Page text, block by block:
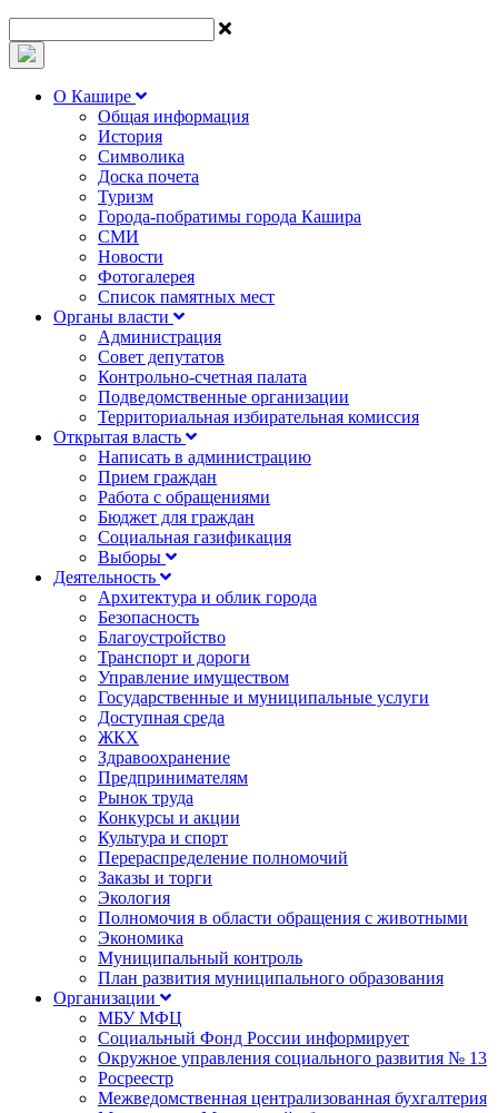
О Кашире
Общая информация
История
Символика
Доска почета
Туризм
Города-побратимы города Кашира
СМИ
Новости
Фотогалерея
Список памятных мест
Органы власти
Администрация
Совет депутатов
Контрольно-счетная палата
Подведомственные организации
Территориальная избирательная комиссия
Открытая власть
Написать в администрацию
Прием граждан
Работа с обращениями
Бюджет для граждан
Социальная газификация
Выборы
Деятельность
Архитектура и облик города
Безопасность
Благоустройство
Транспорт и дороги
Управление имуществом
Государственные и муниципальные услуги
Доступная среда
ЖКХ
Здравоохранение
Предпринимателям
Рынок труда
Конкурсы и акции
Культура и спорт
Перераспределение полномочий
Заказы и торги
Экология
Полномочия в области обращения с животными
Экономика
Муниципальный контроль
План развития муниципального образования
Организации
МБУ МФЦ
Социальный Фонд России информирует
Окружное управления социального развития № 13
Росреестр
Межведомственная централизованная бухгалтерия